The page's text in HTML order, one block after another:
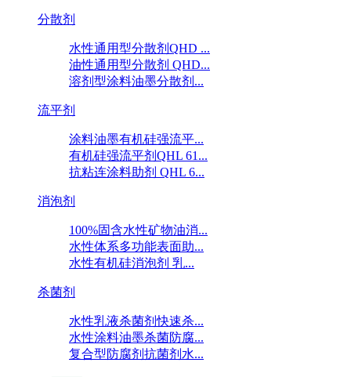
分散剂
水性通用型分散剂QHD ...
油性通用型分散剂 QHD...
溶剂型涂料油墨分散剂...
流平剂
涂料油墨有机硅强流平...
有机硅强流平剂QHL 61...
抗粘连涂料助剂 QHL 6...
消泡剂
100%固含水性矿物油消...
水性体系多功能表面助...
水性有机硅消泡剂 乳...
杀菌剂
水性乳液杀菌剂快速杀...
水性涂料油墨杀菌防腐...
复合型防腐剂抗菌剂水...